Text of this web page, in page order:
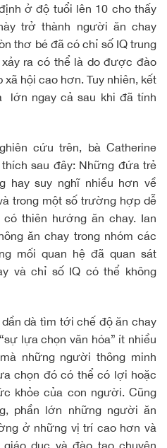
ở độ tuổi lên 10 cho thấy
trở thành người ăn chay
thơ bé đã có chỉ số IQ trung
ra có thể là do được đào
hội cao hơn. Tuy nhiên, kết
lớn ngay cả sau khi đã tính
cứu trên, bà Catherine
sau đây: Những đứa trẻ
hay suy nghĩ nhiều hơn về
trong một số trường hợp dễ
thiên hướng ăn chay. Ian
ăn chay trong nhóm các
mối quan hệ đã quan sát
và chỉ số IQ có thể không
dà tìm tới chế độ ăn chay
lựa chọn văn hóa” ít nhiều
những người thông minh
chọn đó có thể có lợi hoặc
khỏe của con người. Cũng
phần lớn những người ăn
ở những vị trí cao hơn và
dục và đào tạo chuyên